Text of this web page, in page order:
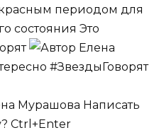
периодом для
состояния Это
Елена
#ЗвездыГоворят
Мурашова Написать
Ctrl+Enter